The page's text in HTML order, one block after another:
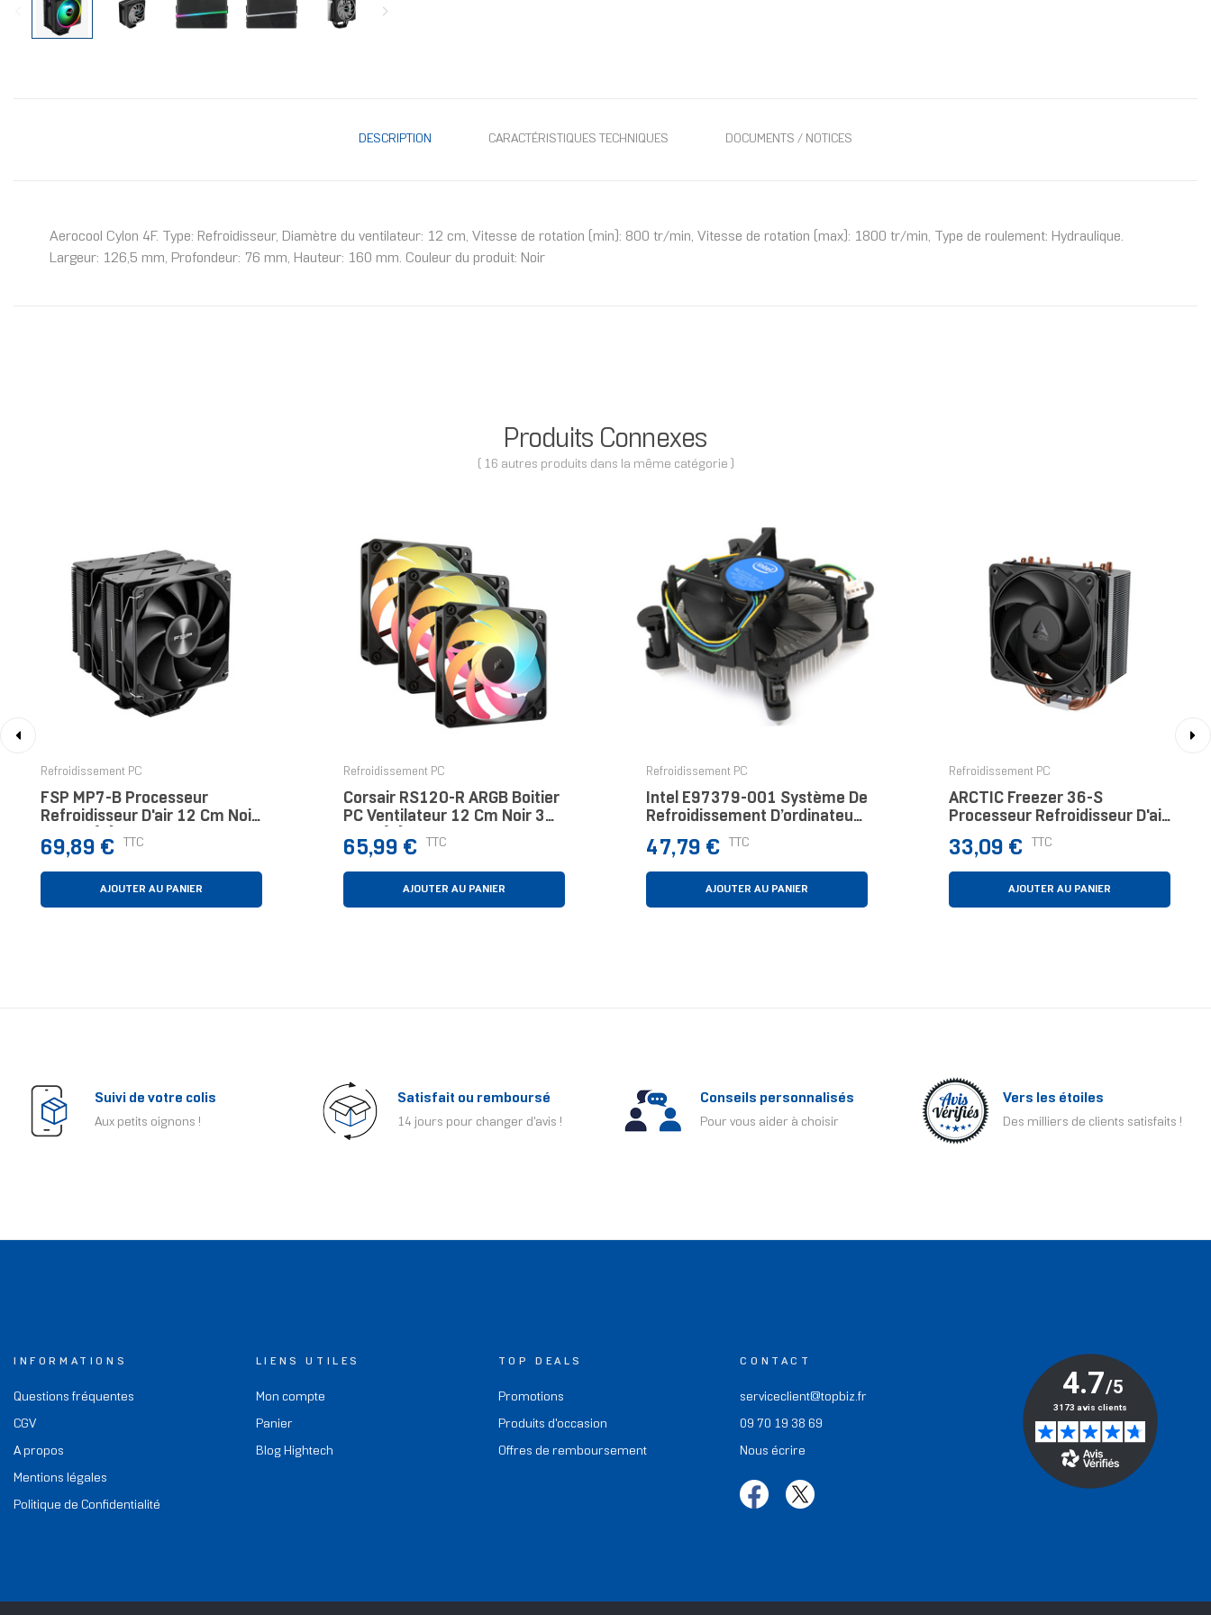
DESCRIPTION CARACTÉRISTIQUES TECHNIQUES DOCUMENTS / NOTICES
Aerocool Cylon 4F. Type: Refroidisseur, Diamètre du ventilateur: 12 cm, Vitesse de rotation (min): 800 tr/min, Vitesse de rotation (max): 1800 tr/min, Type de roulement: Hydraulique.
Largeur: 126,5 mm, Profondeur: 76 mm, Hauteur: 160 mm. Couleur du produit: Noir
Produits Connexes
( 16 autres produits dans la même catégorie )
Refroidissement PC
FSP MP7-B Processeur
Refroidisseur D'air 12 Cm Noir
Prix
69,89 € TTC
AJOUTER AU PANIER
Refroidissement PC
Corsair RS120-R ARGB Boitier
PC Ventilateur 12 Cm Noir 3
Prix
65,99 € TTC
AJOUTER AU PANIER
Refroidissement PC
Intel E97379-001 Système De
Refroidissement D’ordinateur
Processeur Kit De
Refroidissement Noir 1
Pièce(s)
Prix
47,79 € TTC
AJOUTER AU PANIER
Refroidissement PC
ARCTIC Freezer 36-S
Processeur Refroidisseur D'air
12 Cm Noir, Acier Inoxydable 1
Pièce(s)
Prix
33,09 € TTC
AJOUTER AU PANIER
Suivi de votre colis
Aux petits oignons !
Satisfait ou remboursé
14 jours pour changer d'avis !
Conseils personnalisés
Pour vous aider à choisir
Vers les étoiles
Des milliers de clients satisfaits !
INFORMATIONS
Questions fréquentes
CGV
A propos
Mentions légales
Politique de Confidentialité
LIENS UTILES
Mon compte
Panier
Blog Hightech
TOP DEALS
Promotions
Produits d'occasion
Offres de remboursement
CONTACT
serviceclient@topbiz.fr
09 70 19 38 69
Nous écrire